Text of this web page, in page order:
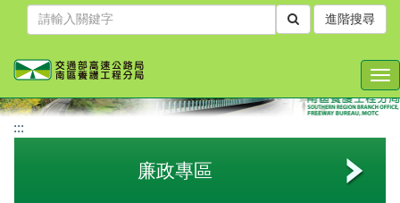
要
內
容
進階搜尋
:::
廉政專區